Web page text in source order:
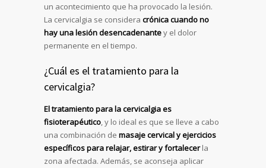
un acontecimiento que ha provocado la lesión.
La cervicalgia se considera crónica cuando no
hay una lesión desencadenantey el dolor
permanente en el tiempo.
¿Cuál es el tratamiento para la
cervicalgia?
El tratamiento para la cervicalgia es
fisioterapéutico, y lo ideal es que se lleve a cabo
una combinación de masaje cervical y ejercicios
específicos para relajar, estirar y fortalecerla
zona afectada. Además, se aconseja aplicar